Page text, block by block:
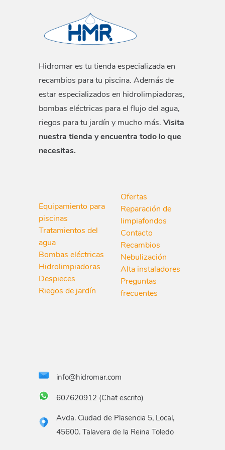
la junta estrella?
Depende del uso y el mantenimiento, pero
se recomienda revisar anualmente y
fugas.
3. ¿Es difícil instalar esta junta?
No, su instalación es sencilla y no requiere
experiencia ni herramientas especiales.
4. ¿Qué pasa si la junta está dañada?
Una junta en mal estado puede provocar
5. ¿Está disponible en stock para envío
inmediato?
Sí, tenemos disponibilidad inmediata en
hidromaronline
y opción de recogida local
en Talavera de la Reina.
Hidromar es tu tienda especializada en
recambios para tu piscina. Además de
estar especializados en hidrolimpiadoras,
bombas eléctricas para el flujo del agua,
riegos para tu jardín y mucho más. Visita
nuestra tienda y encuentra todo lo que
necesitas.
Equipamiento para
piscinas
Tratamientos del
agua
Bombas eléctricas
Hidrolimpiadoras
Despieces
Riegos de jardín
Ofertas
Reparación de
limpiafondos
Contacto
Recambios
Nebulización
Alta instaladores
Preguntas
frecuentes
info@hidromar.com
607620912 (Chat escrito)
Avda. Ciudad de Plasencia 5, Local,
45600. Talavera de la Reina Toledo